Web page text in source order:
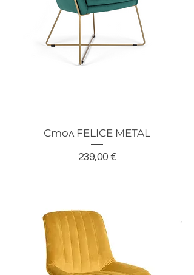
Стол FELICE METAL
Цена
239,00 €